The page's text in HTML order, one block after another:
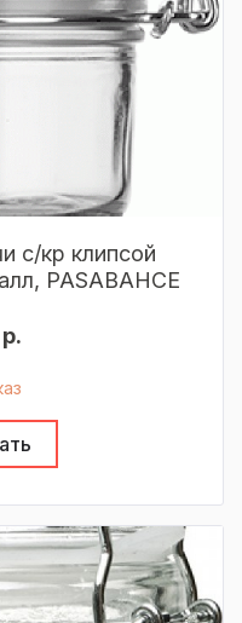
с/кр клипсой
PASABAHCE